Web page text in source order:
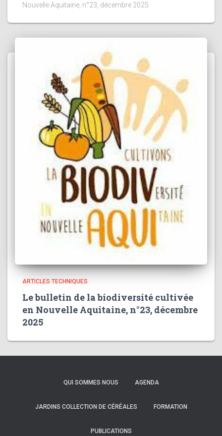
Nouvelle Aquitaine, n°23, décembre 2025
ARTICLES TECHNIQUES
Le bulletin de la biodiversité cultivée
en Nouvelle Aquitaine, n°23, décembre
2025
QUI SOMMES NOUS AGENDA
JARDINS COLLECTION DE CÉRÉALES FORMATION
PUBLICATIONS